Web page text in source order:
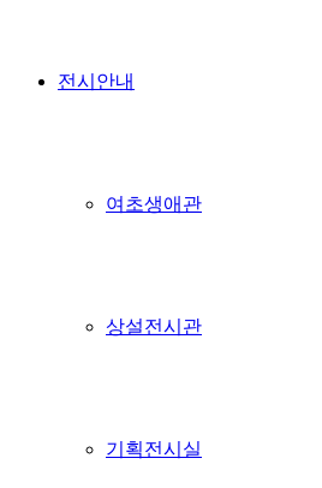
전시안내
여초생애관
상설전시관
기획전시실